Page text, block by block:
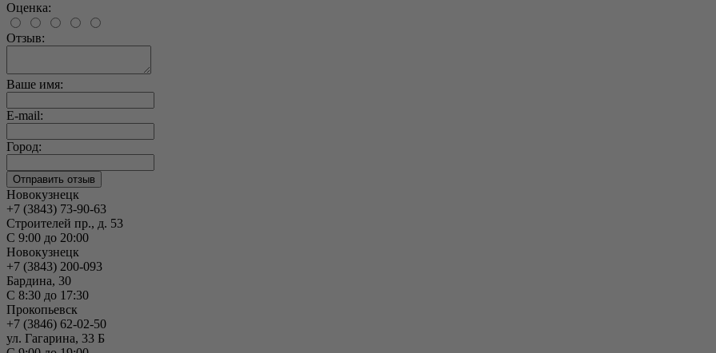
Оценка:
Отзыв:
Ваше имя:
E-mail:
Город:
Новокузнецк
+7 (3843) 73-90-63
Строителей пр., д. 53
С 9:00 до 20:00
Новокузнецк
+7 (3843) 200-093
Бардина, 30
С 8:30 до 17:30
Прокопьевск
+7 (3846) 62-02-50
ул. Гагарина, 33 Б